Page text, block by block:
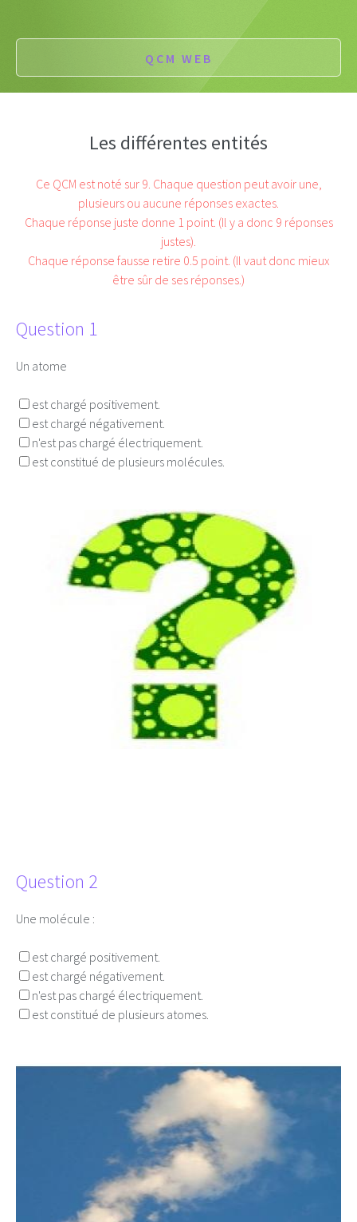
QCM WEB
Les différentes entités
Ce QCM est noté sur 9. Chaque question peut avoir une,
plusieurs ou aucune réponses exactes.
Chaque réponse juste donne 1 point. (Il y a donc 9 réponses
justes).
Chaque réponse fausse retire 0.5 point. (Il vaut donc mieux
être sûr de ses réponses.)
Question 1
Un atome
est chargé positivement.
est chargé négativement.
n'est pas chargé électriquement.
est constitué de plusieurs molécules.
Question 2
Une molécule :
est chargé positivement.
est chargé négativement.
n'est pas chargé électriquement.
est constitué de plusieurs atomes.